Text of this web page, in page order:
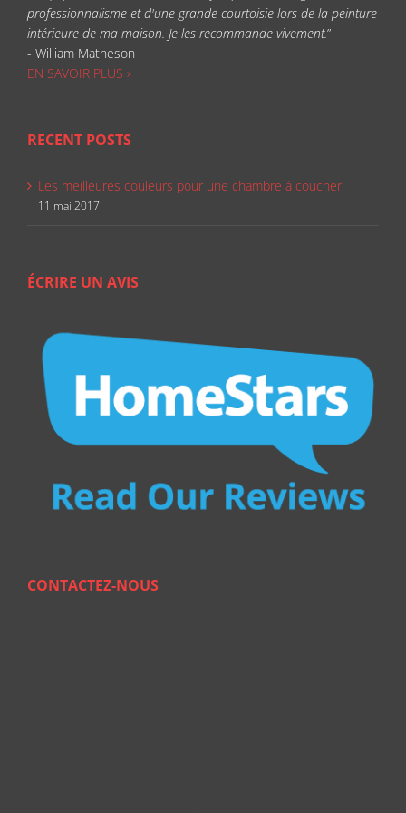
professionnalisme et d'une grande courtoisie lors de la peinture
intérieure de ma maison. Je les recommande vivement.”
- William Matheson
EN SAVOIR PLUS ›
RECENT POSTS
Les meilleures couleurs pour une chambre à coucher
11 mai 2017
ÉCRIRE UN AVIS
CONTACTEZ-NOUS